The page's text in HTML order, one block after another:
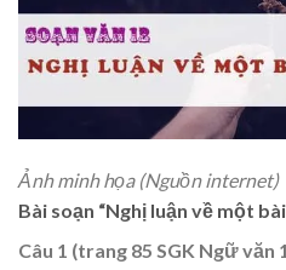
Ảnh minh họa (Nguồn internet)
Bài soạn “Nghị luận về một
Câu 1 (trang 85 SGK Ngữ văn